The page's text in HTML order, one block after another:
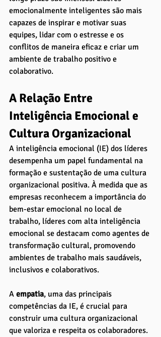
emocionalmente inteligentes são mais
capazes de inspirar e motivar suas
equipes, lidar com o estresse e os
conflitos de maneira eficaz e criar um
ambiente de trabalho positivo e
colaborativo.
A Relação Entre
Inteligência Emocional e
Cultura Organizacional
A inteligência emocional (IE) dos líderes
desempenha um papel fundamental na
formação e sustentação de uma cultura
organizacional positiva. À medida que as
empresas reconhecem a importância do
bem-estar emocional no local de
trabalho, líderes com alta inteligência
emocional se destacam como agentes de
transformação cultural, promovendo
ambientes de trabalho mais saudáveis,
inclusivos e colaborativos.
A empatia, uma das principais
competências da IE, é crucial para
construir uma cultura organizacional
que valoriza e respeita os colaboradores.